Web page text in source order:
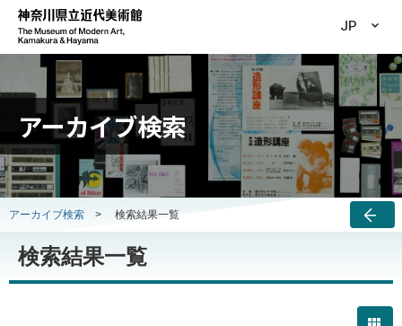
JP
アーカイブ検索
アーカイブ検索 > 検索結果一覧
検索結果一覧